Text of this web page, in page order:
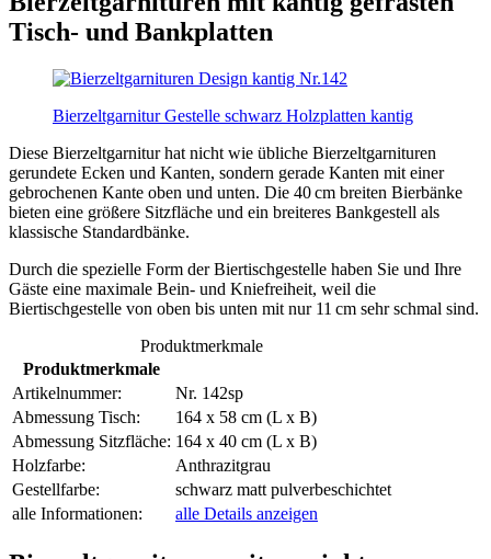
Tisch- und Bankplatten
Bierzeltgarnitur Gestelle schwarz Holzplatten kantig
Diese Bierzeltgarnitur hat nicht wie übliche Bierzeltgarnituren
gerundete Ecken und Kanten, sondern gerade Kanten mit einer
gebrochenen Kante oben und unten. Die 40 cm breiten Bierbänke
bieten eine größere Sitzfläche und ein breiteres Bankgestell als
klassische Standardbänke.
Durch die spezielle Form der Biertischgestelle haben Sie und Ihre
Gäste eine maximale Bein- und Kniefreiheit, weil die
Biertischgestelle von oben bis unten mit nur 11 cm sehr schmal sind.
Produktmerkmale
Produktmerkmale
Artikelnummer:
Nr. 142sp
Abmessung Tisch:
164 x 58 cm (L x B)
Abmessung Sitzfläche: 164 x 40 cm (L x B)
Holzfarbe:
Anthrazitgrau
Gestellfarbe:
schwarz matt pulverbeschichtet
alle Informationen:
alle Details anzeigen